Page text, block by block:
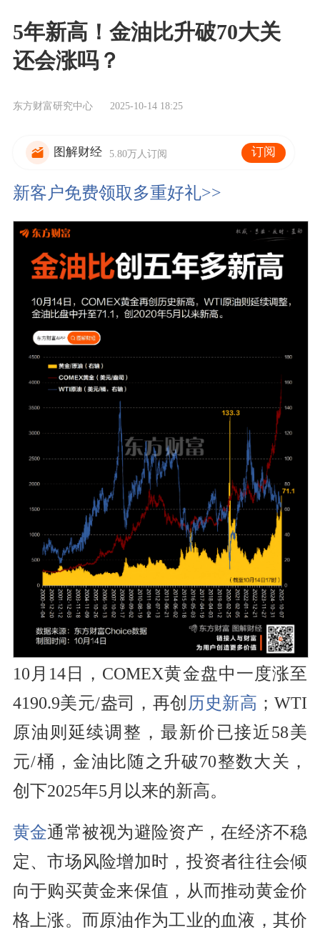
5年新高！金油比升破70大关
还会涨吗？
东方财富研究中心 2025-10-14 18:25
图解财经 5.80万人订阅 订阅
新客户免费领取多重好礼>>
10月14日，COMEX黄金盘中一度涨至
4190.9美元/盎司，再创 历史新高 ；WTI
原油则延续调整，最新价已接近58美
元/桶，金油比随之升破70整数大关，
创下2025年5月以来的新高。
黄金通常被视为避险资产，在经济不稳
定、市场风险增加时，投资者往往会倾
向于购买黄金来保值，从而推动黄金价
格上涨。而原油作为工业的血液，其价